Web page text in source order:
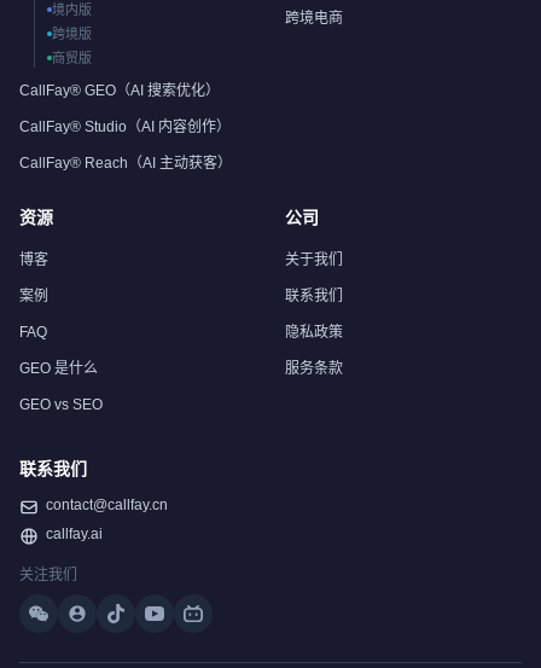
境内版
跨境版
商贸版
CallFay® GEO（AI 搜索优化）
CallFay® Studio（AI 内容创作）
CallFay® Reach（AI 主动获客）
跨境电商
资源
博客
案例
FAQ
GEO 是什么
GEO vs SEO
公司
关于我们
联系我们
隐私政策
服务条款
联系我们
contact@callfay.cn
callfay.ai
关注我们